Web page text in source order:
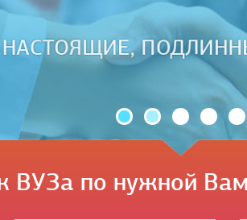
ТОЛЬКО
ВУЗа по нужной